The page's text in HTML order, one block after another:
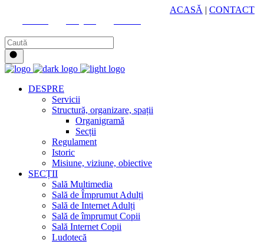
ACASĂ | CONTACT
DESPRE
Servicii
Structură, organizare, spații
Organigramă
Secții
Regulament
Istoric
Misiune, viziune, obiective
SECȚII
Sală Multimedia
Sală de Împrumut Adulți
Sală de Internet Adulți
Sală de împrumut Copii
Sală Internet Copii
Ludotecă